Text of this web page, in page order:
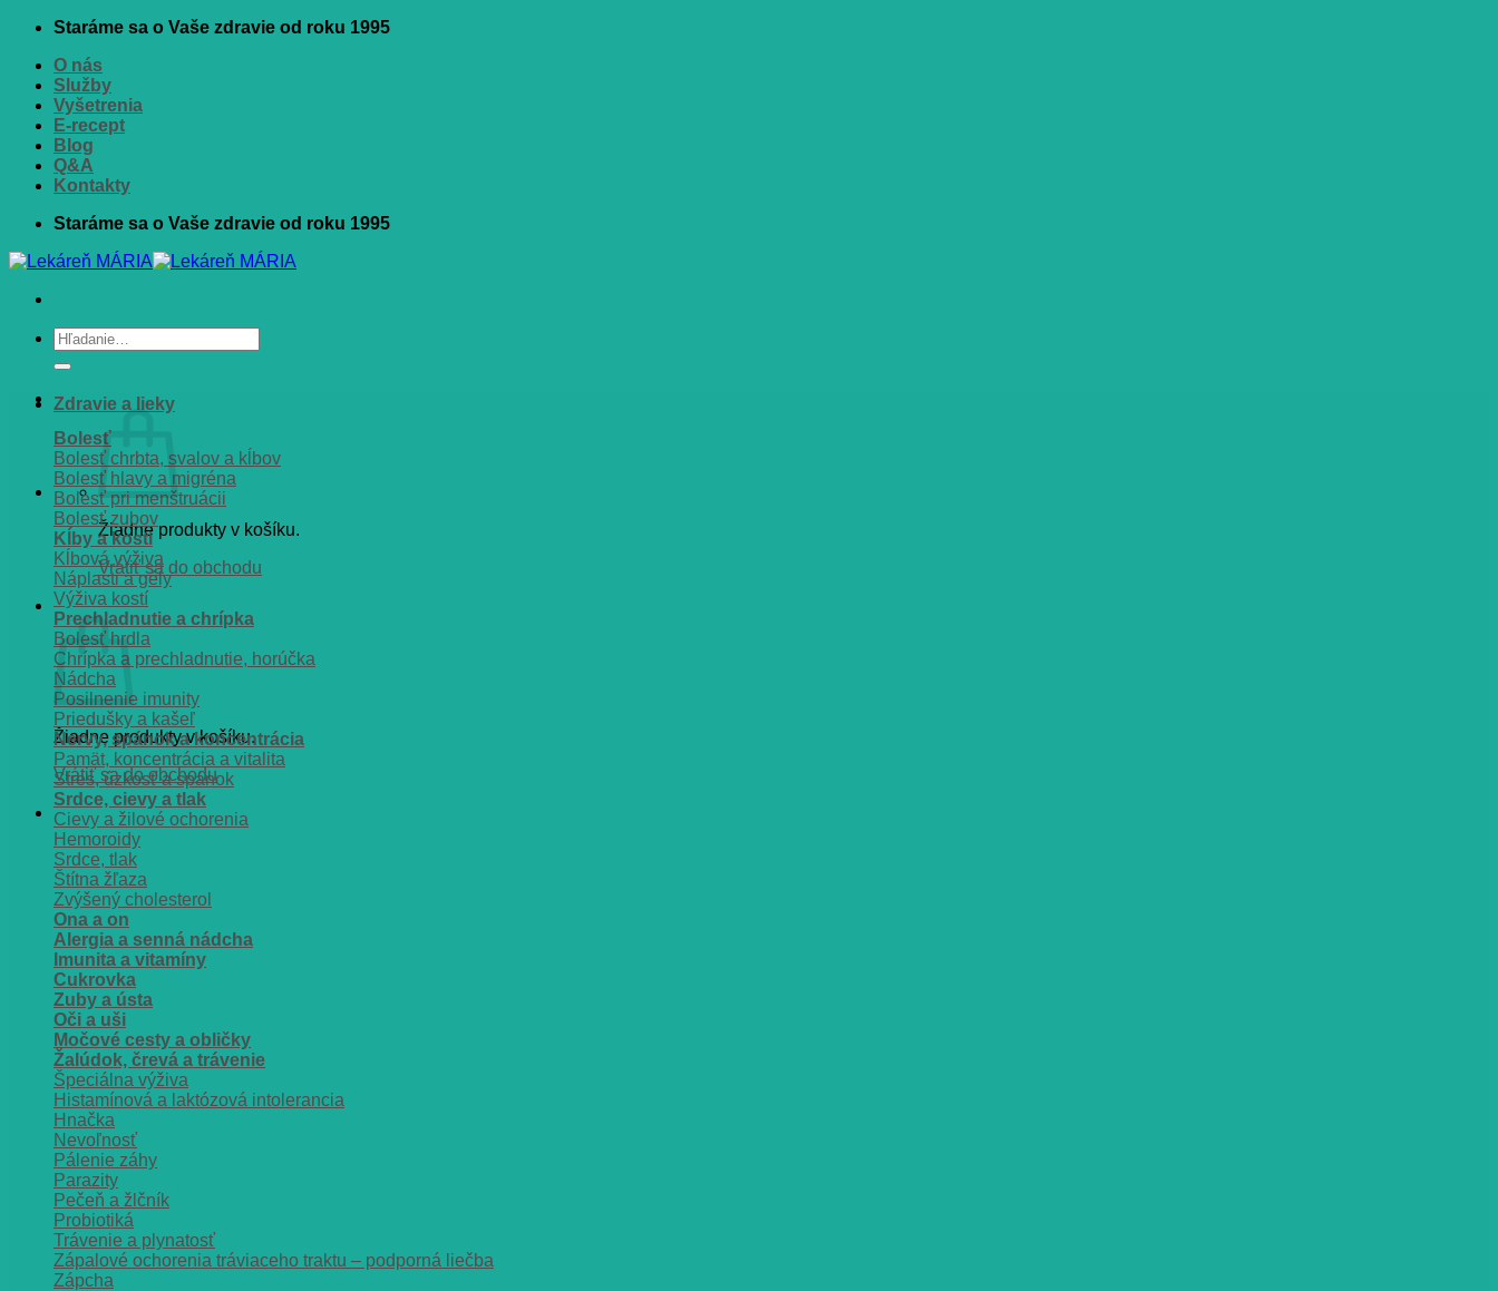
Skip
content
Staráme sa o Vaše zdravie od roku 1995
O nás
Služby
Vyšetrenia
E-recept
Blog
Q&A
Kontakty
Staráme sa o Vaše zdravie od roku 1995
Hľadať:
Žiadne produkty v košíku.
Vrátiť sa do obchodu
Košík
Žiadne produkty v košíku.
Vrátiť sa do obchodu
Zdravie a lieky
Bolesť
Bolesť chrbta, svalov a kĺbov
Bolesť hlavy a migréna
Bolesť pri menštruácii
Bolesť zubov
Kĺby a kosti
Kĺbová výživa
Náplasti a gély
Výživa kostí
Prechladnutie a chrípka
Bolesť hrdla
Chrípka a prechladnutie, horúčka
Nádcha
Posilnenie imunity
Priedušky a kašeľ
Nervy, spánok a koncentrácia
Pamät, koncentrácia a vitalita
Stres, úzkosť a spánok
Srdce, cievy a tlak
Cievy a žilové ochorenia
Hemoroidy
Srdce, tlak
Štítna žľaza
Zvýšený cholesterol
Ona a on
Alergia a senná nádcha
Imunita a vitamíny
Cukrovka
Zuby a ústa
Oči a uši
Močové cesty a obličky
Žalúdok, črevá a trávenie
Špeciálna výživa
Histamínová a laktózová intolerancia
Hnačka
Nevoľnosť
Pálenie záhy
Parazity
Pečeň a žlčník
Probiotiká
Trávenie a plynatosť
Zápalové ochorenia tráviaceho traktu – podporná liečba
Zápcha